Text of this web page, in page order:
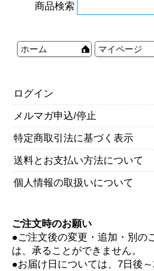
商品検索
ホーム マイページ
ログイン
メルマガ申込/停止
特定商取引法に基づく表示
送料とお支払い方法について
個人情報の取扱いについて
ご注文時のお願い
●ご注文後の変更・追加・別の
は、承ることができません。
●お届け日については、7日後